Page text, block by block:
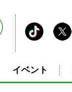
イベント